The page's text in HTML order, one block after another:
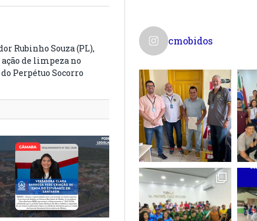
Rubinho Souza (PL),
de limpeza no
Perpétuo Socorro
cmobidos